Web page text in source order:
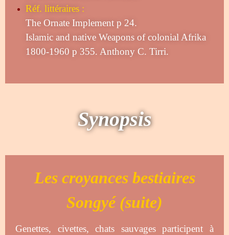
Réf. littéraires :
The Ornate Implement p 24.
Islamic and native Weapons of colonial Afrika
1800-1960 p 355. Anthony C. Tirri.
Synopsis
Les croyances bestiaires
Songyé (suite)
Genettes, civettes, chats sauvages participent à